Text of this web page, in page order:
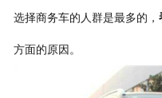
选择商务车的人群是最多的，
方面的原因。